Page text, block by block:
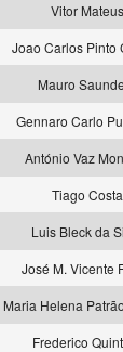
Vitor Mateus
Joao Carlos Pinto
Mauro
Gennaro Carlo
António Vaz
Tiago Costa
Luis Bleck da
José M. Vicente
Maria Helena
Frederico